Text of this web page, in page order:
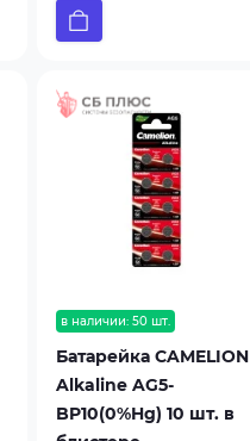
в наличии: 50 шт.
Батарейка CAMELION
Alkaline AG5-
BP10(0%Hg) 10 шт. в